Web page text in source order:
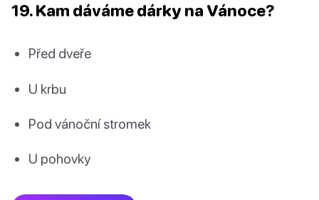
19. Kam dáváme dárky na Vánoce?
Před dveře
U krbu
Pod vánoční stromek
U pohovky